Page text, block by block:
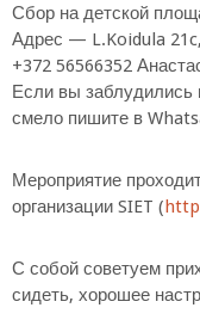
Сбор на детской
Адрес — L.Koidula
+372 56566352
Если вы заблудились
смело пишите в
Мероприятие
организации SIET (
С собой советуем
сидеть, хорошее